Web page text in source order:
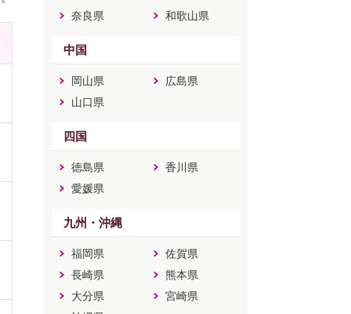
奈良県
和歌山県
中国
岡山県
広島県
山口県
四国
徳島県
香川県
愛媛県
九州・沖縄
福岡県
佐賀県
長崎県
熊本県
大分県
宮崎県